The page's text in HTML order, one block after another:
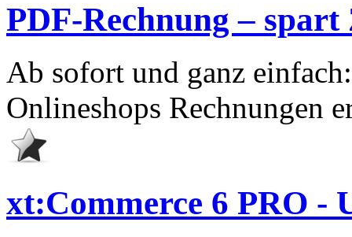
PDF-Rechnung –
Ab sofort und ganz
Onlineshops Rechnungen
xt:Commerce 6 PRO -